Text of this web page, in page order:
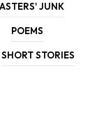
JUNK
POEMS
SHORT STORIES